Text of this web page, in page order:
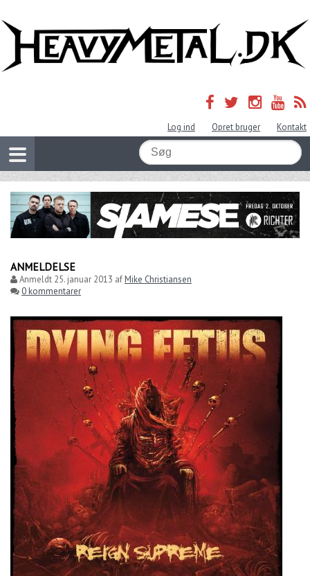
Log ind Opret bruger Kontakt
ANMELDELSE
Anmeldt 25. januar 2013 afMike Christiansen
0 kommentarer